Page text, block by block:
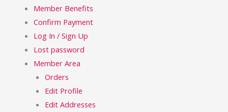
Member Benefits
Confirm Payment
Log In / Sign Up
Lost password
Member Area
Orders
Edit Profile
Edit Addresses